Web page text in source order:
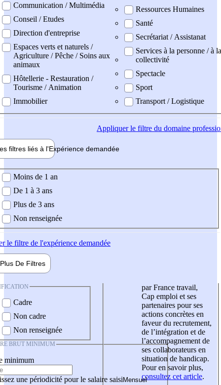
Communication / Multimédia
Conseil / Etudes
Direction d'entreprise
Espaces verts et naturels /
Agriculture / Pêche / Soins aux
animaux
Hôtellerie - Restauration /
Tourisme / Animation
Immobilier
Ressources Humaines
Santé
Secrétariat / Assistanat
Services à la personne / à la
collectivité
Spectacle
Sport
Transport / Logistique
Appliquerle filtre du domaine
filtres liés à l'Expérience demandée
demandée
Moins de 1 an
De 1 à 3 ans
Plus de 3 ans
Non renseignée
le filtre de l'expérience demandée
Plus De Filtres
Cadre
Non cadre
Non renseignée
BRUT MINIMUM
minimum
une périodicité pour le salaire saisi
par France travail,
Cap emploi et ses
partenaires pour ses
actions concrètes en
faveur du recrutement,
de l’intégration et de
l’accompagnement de
ses collaborateurs en
situation de handicap.
Pour en savoir plus,
consultez cet article.